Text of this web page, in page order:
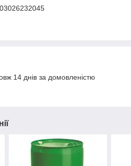
14 днів за домовленістю